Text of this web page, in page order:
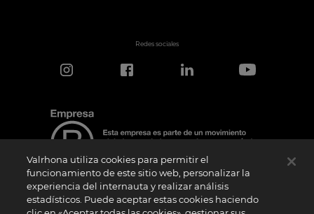
Redes sociales
Aviso de certificación
Valrhona utiliza cookies para permitir el
funcionamiento de este sitio web, personalizar la
experiencia del internauta y realizar análisis
estadísticos. Puede aceptar estas cookies haciendo